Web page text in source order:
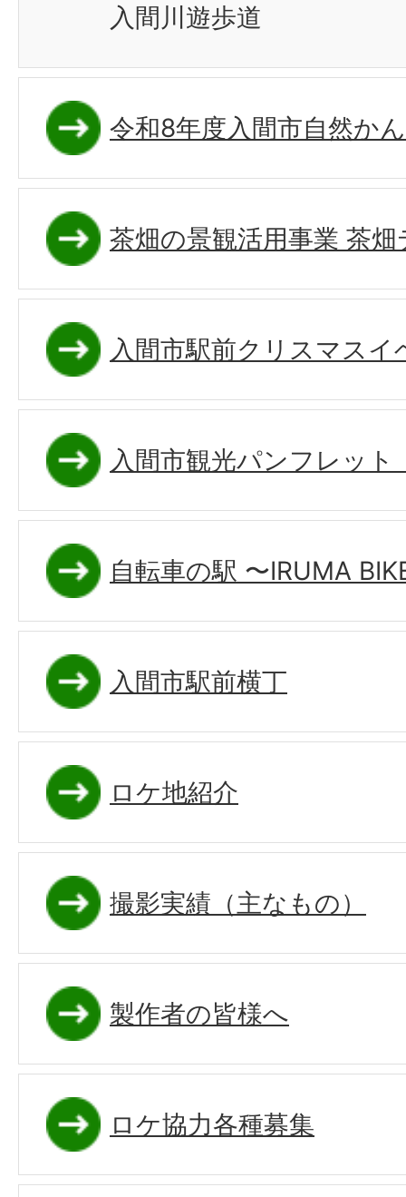
入間川遊歩道
令和8年度入間市自然か
茶畑の景観活用事業 茶
入間市駅前クリスマスイ
入間市観光パンフレッ
自転車の駅 〜IRUMA
入間市駅前横丁
ロケ地紹介
撮影実績（主なもの）
製作者の皆様へ
ロケ協力各種募集